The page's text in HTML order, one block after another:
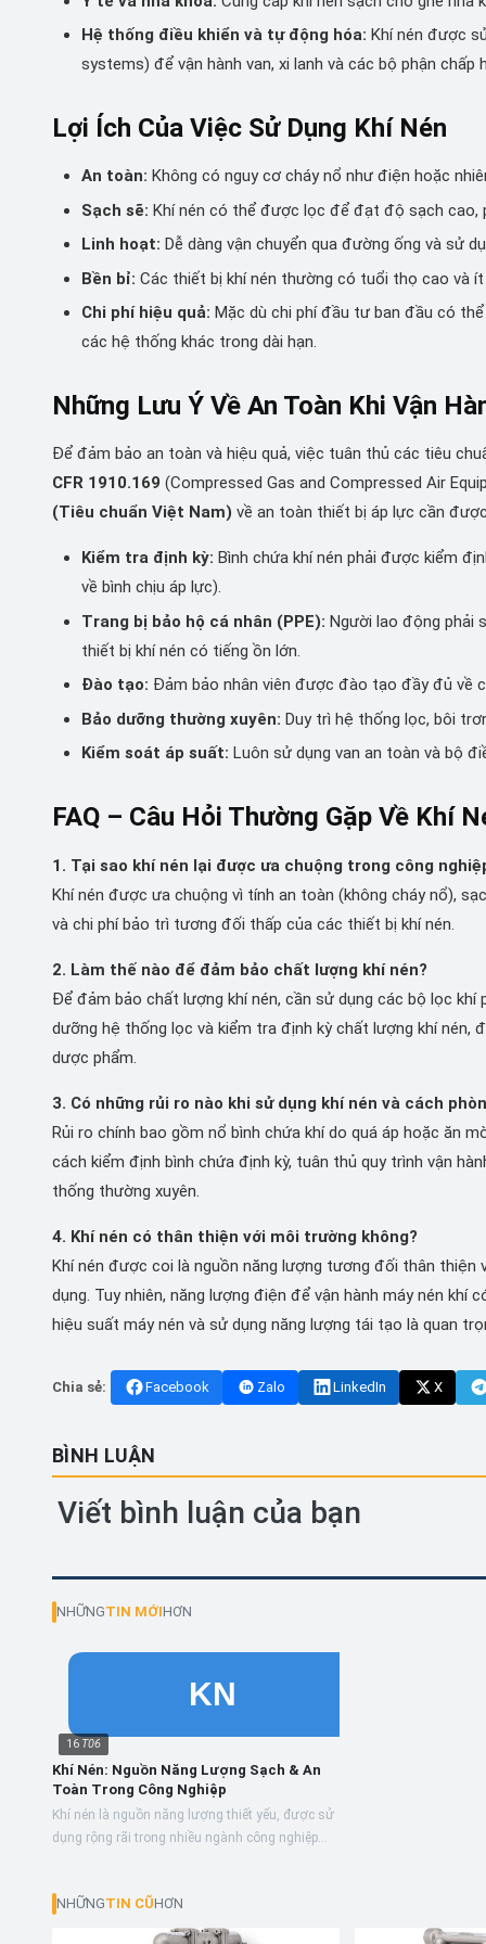
Hệ thống điều khiển và tự động hóa: Khí nén được
systems) để vận hành van, xi lanh và các bộ phận chấp
Lợi Ích Của Việc Sử Dụng Khí Nén
An toàn: Không có nguy cơ cháy nổ như điện hoặc
Sạch sẽ: Khí nén có thể được lọc để đạt độ sạch cao,
Linh hoạt: Dễ dàng vận chuyển qua đường ống và sử
Bền bỉ: Các thiết bị khí nén thường có tuổi thọ cao và
Chi phí hiệu quả: Mặc dù chi phí đầu tư ban đầu có
các hệ thống khác trong dài hạn.
Những Lưu Ý Về An Toàn Khi Vận
Để đảm bảo an toàn và hiệu quả, việc tuân thủ các tiêu
CFR 1910.169 (Compressed Gas and Compressed Air
(Tiêu chuẩn Việt Nam) về an toàn thiết bị áp lực cần
Kiểm tra định kỳ: Bình chứa khí nén phải được kiểm
về bình chịu áp lực).
Trang bị bảo hộ cá nhân (PPE): Người lao động phải
thiết bị khí nén có tiếng ồn lớn.
Đào tạo: Đảm bảo nhân viên được đào tạo đầy đủ về
Bảo dưỡng thường xuyên: Duy trì hệ thống lọc, bôi
Kiểm soát áp suất: Luôn sử dụng van an toàn và bộ
FAQ – Câu Hỏi Thường Gặp Về Khí
1. Tại sao khí nén lại được ưa chuộng trong công
Khí nén được ưa chuộng vì tính an toàn (không cháy nổ),
và chi phí bảo trì tương đối thấp của các thiết bị khí nén.
2. Làm thế nào để đảm bảo chất lượng khí nén?
Để đảm bảo chất lượng khí nén, cần sử dụng các bộ lọc
dưỡng hệ thống lọc và kiểm tra định kỳ chất lượng khí
dược phẩm.
3. Có những rủi ro nào khi sử dụng khí nén và cách
Rủi ro chính bao gồm nổ bình chứa khí do quá áp hoặc ăn
cách kiểm định bình chứa định kỳ, tuân thủ quy trình vận
thống thường xuyên.
4. Khí nén có thân thiện với môi trường không?
Khí nén được coi là nguồn năng lượng tương đối thân
dụng. Tuy nhiên, năng lượng điện để vận hành máy nén
hiệu suất máy nén và sử dụng năng lượng tái tạo là quan
Chia sẻ: Facebook Zalo LinkedIn X
BÌNH LUẬN
Viết bình luận của bạn
NHỮNGTIN MỚIHƠN
16 T06
Khí Nén: Nguồn Năng Lượng Sạch & An
Toàn Trong Công Nghiệp
Khí nén là nguồn năng lượng thiết yếu, được sử
dụng rộng rãi trong nhiều ngành công nghiệp
NHỮNGTIN CŨHƠN